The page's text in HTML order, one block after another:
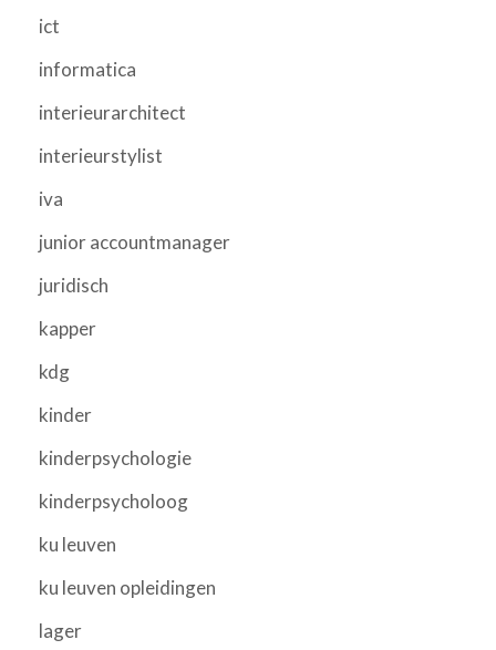
ict
informatica
interieurarchitect
interieurstylist
iva
junior accountmanager
juridisch
kapper
kdg
kinder
kinderpsychologie
kinderpsycholoog
ku leuven
ku leuven opleidingen
lager